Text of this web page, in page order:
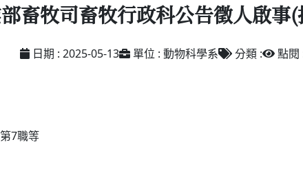
畜牧司畜牧行政科公告徵人啟事
日期 : 2025-05-13 單位 : 動物科學系 分類 : 點閱
7職等